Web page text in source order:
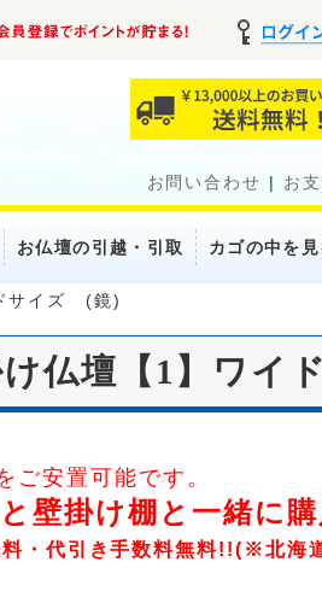
お問い合わせ | お
お仏壇の引越・引取 カゴの中を見
サイズ (鏡)
け仏壇【1】ワイ
ご安置可能です。
壁掛け棚と一緒に
・代引き手数料無料!!(※北